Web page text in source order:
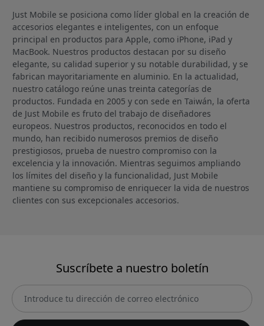
Just Mobile se posiciona como líder global en la creación de
accesorios elegantes e inteligentes, con un enfoque
principal en productos para Apple, como iPhone, iPad y
MacBook. Nuestros productos destacan por su diseño
elegante, su calidad superior y su notable durabilidad, y se
fabrican mayoritariamente en aluminio. En la actualidad,
nuestro catálogo reúne unas treinta categorías de
productos. Fundada en 2005 y con sede en Taiwán, la oferta
de Just Mobile es fruto del trabajo de diseñadores
europeos. Nuestros productos, reconocidos en todo el
mundo, han recibido numerosos premios de diseño
prestigiosos, prueba de nuestro compromiso con la
excelencia y la innovación. Mientras seguimos ampliando
los límites del diseño y la funcionalidad, Just Mobile
mantiene su compromiso de enriquecer la vida de nuestros
clientes con sus excepcionales accesorios.
Suscríbete a nuestro boletín